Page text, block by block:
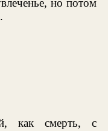
но потом
как смерть, с